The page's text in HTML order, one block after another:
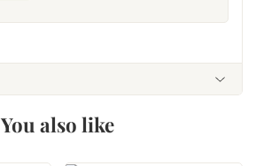
You also like